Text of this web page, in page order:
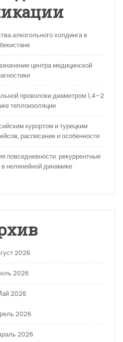
алкогольного холдинга в
центра медицинской
проволоки диаметром 1,4–2
теплоизоляции
курортом и турецким
расписание и особенности
повседневности: рекуррентные
в нелинейной динамике
2026
2026
2026
2026
2026